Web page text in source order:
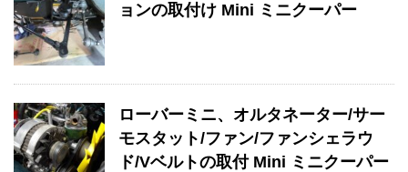
ョンの取付け Mini ミニクーパー
ローバーミニ、オルタネーター/サー
モスタット/ファン/ファンシェラウ
ド/Vベルトの取付 Mini ミニクーパー